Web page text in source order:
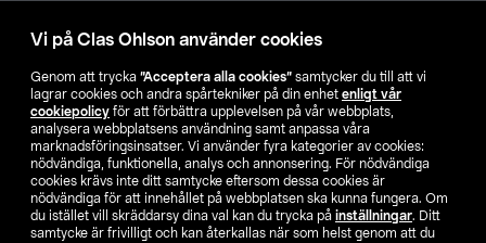
Vi på Clas Ohlson använder cookies
Genom att trycka ”Acceptera alla cookies” samtycker du till att vi
lagrar cookies och andra spårtekniker på din enhet enligt vår
cookiepolicy för att förbättra upplevelsen på vår webbplats,
analysera webbplatsens användning samt anpassa våra
marknadsföringsinsatser. Vi använder fyra kategorier av cookies:
nödvändiga, funktionella, analys och annonsering. För nödvändiga
cookies krävs inte ditt samtycke eftersom dessa cookies är
nödvändiga för att innehållet på webbplatsen ska kunna fungera. Om
du istället vill skräddarsy dina val kan du trycka på inställningar. Ditt
samtycke är frivilligt och kan återkallas när som helst genom att du
Hitta butik
SE NO FI